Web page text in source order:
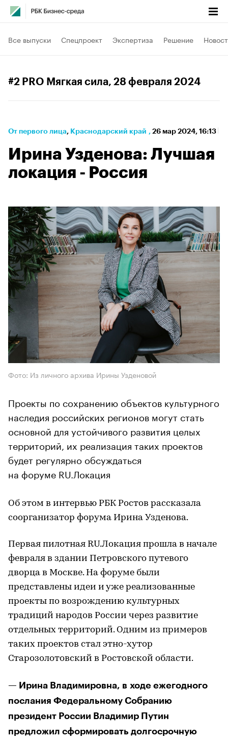
Все выпуски Спецпроект Экспертиза Решение
#2 PRO Мягкая сила, 28 февраля 2024
От первого лица⁠, Краснодарский край , 26 мар 2024, 16:13
Ирина Узденова: Лучшая
локация - Россия
Фото: Из личного архива Ирины Узденовой
Проекты по сохранению объектов культурного
наследия российских регионов могут стать
основной для устойчивого развития целых
территорий, их реализация таких проектов
будет регулярно обсуждаться
на форуме RU.Локация
Об этом в интервью РБК Ростов рассказала
соорганизатор форума Ирина Узденова.
Первая пилотная RU.Локация прошла в начале
февраля в здании Петровского путевого
дворца в Москве. На форуме были
представлены идеи и уже реализованные
проекты по возрождению культурных
традиций народов России через развитие
отдельных территорий. Одним из примеров
таких проектов стал этно-хутор
Старозолотовский в Ростовской области.
— Ирина Владимировна, в ходе ежегодного
послания Федеральному Собранию
президент России Владимир Путин
предложил сформировать долгосрочную